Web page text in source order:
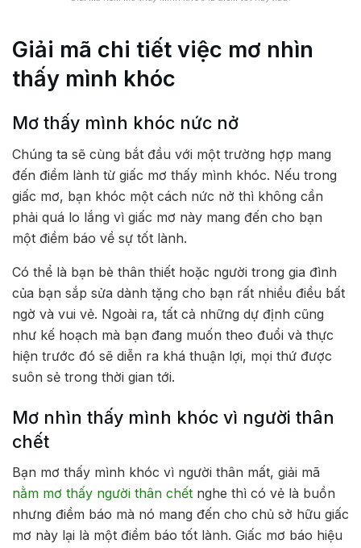
Giải mã chi tiết việc mơ nhìn
thấy mình khóc
Mơ thấy mình khóc nức nở
Chúng ta sẽ cùng bắt đầu với một trường hợp mang
đến điềm lành từ giấc mơ thấy mình khóc. Nếu trong
giấc mơ, bạn khóc một cách nức nở thì không cần
phải quá lo lắng vì giấc mơ này mang đến cho bạn
một điềm báo về sự tốt lành.
Có thể là bạn bè thân thiết hoặc người trong gia đình
của bạn sắp sửa dành tặng cho bạn rất nhiều điều bất
ngờ và vui vẻ. Ngoài ra, tất cả những dự định cũng
như kế hoạch mà bạn đang muốn theo đuổi và thực
hiện trước đó sẽ diễn ra khá thuận lợi, mọi thứ được
suôn sẻ trong thời gian tới.
Mơ nhìn thấy mình khóc vì người thân
chết
Bạn mơ thấy mình khóc vì người thân mất, giải mã
nằm mơ thấy người thân chết nghe thì có vẻ là buồn
nhưng điềm báo mà nó mang đến cho chủ sở hữu giấc
mơ này lại là một điềm báo tốt lành. Giấc mơ báo hiệu